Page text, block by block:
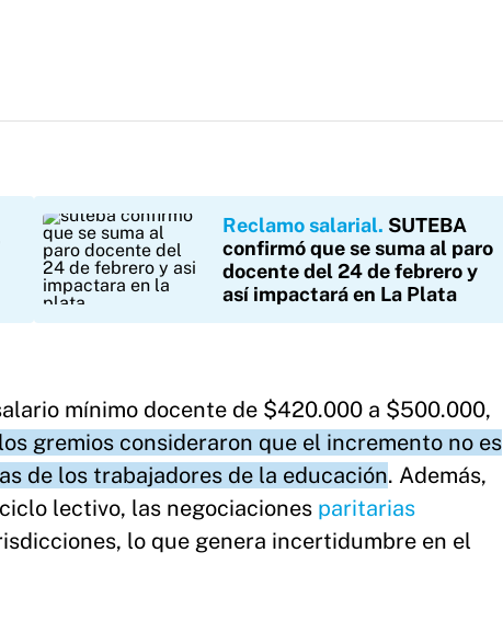
Reclamo salarial SUTEBA
confirmó que se suma al paro
docente del 24 de febrero y
así impactará en La Plata
mínimo docente de $420.000 a $500.000,
los gremios consideraron que el incremento no es
de los trabajadores de la educación. Además,
lectivo, las negociaciones paritarias
lo que genera incertidumbre en el